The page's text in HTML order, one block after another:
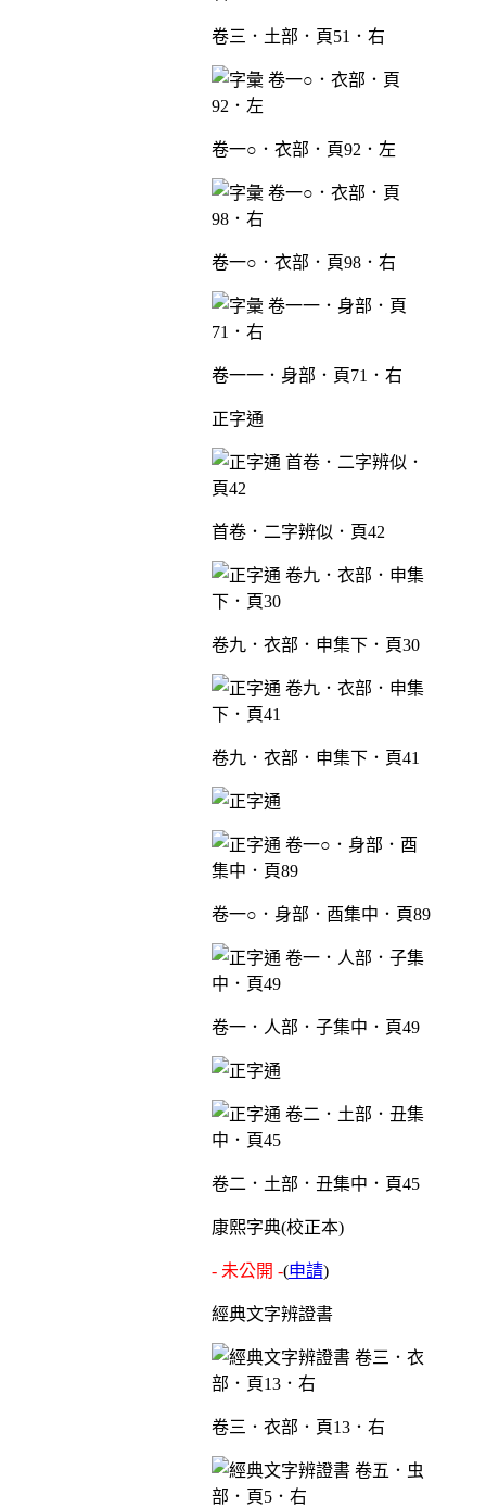
卷三．土部．頁51．右
卷一○．衣部．頁92．左
卷一○．衣部．頁98．右
卷一一．身部．頁71．右
正字通
首卷．二字辨似．頁42
卷九．衣部．申集下．頁30
卷九．衣部．申集下．頁41
卷一○．身部．酉集中．頁89
卷一．人部．子集中．頁49
卷二．土部．丑集中．頁45
康熙字典(校正本)
- 未公開 -(申請)
經典文字辨證書
卷三．衣部．頁13．右